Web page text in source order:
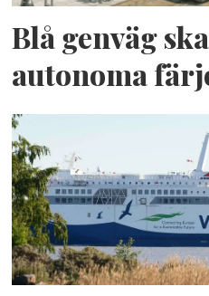
Blå genväg
autonoma